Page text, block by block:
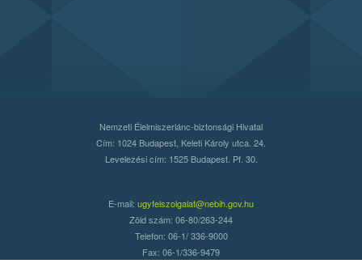
Nemzeti Élelmiszerlánc-biztonsági Hivatal
Cím: 1024 Budapest, Keleti Károly utca. 24.
Levelezési cím: 1525 Budapest. Pf. 30.
E-mail: ugyfelszolgalat@nebih.gov.hu
Zöld szám: 06-80/263-244
Telefon: 06-1/ 336-9000
Fax: 06-1/336-9479